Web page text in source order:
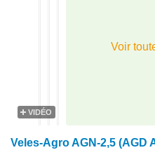
VIDÉO
Veles-Agro AGN-2,5 (AGD